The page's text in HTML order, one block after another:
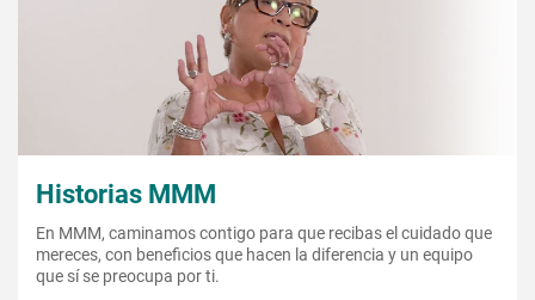
Historias MMM
En MMM, caminamos contigo para que recibas el cuidado que
mereces, con beneficios que hacen la diferencia y un equipo
que sí se preocupa por ti.